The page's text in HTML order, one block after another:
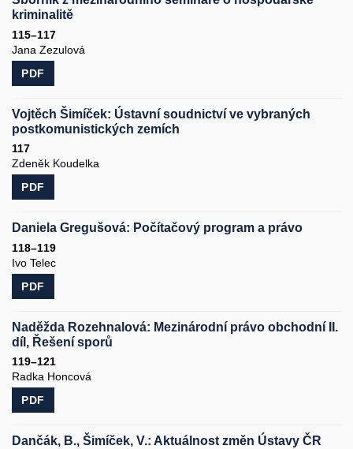
kriminalitě
115–117
Jana Zezulová
PDF
Vojtěch Šimíček: Ústavní soudnictví ve vybraných
postkomunistických zemích
117
Zdeněk Koudelka
PDF
Daniela Gregušová: Počítačový program a právo
118–119
Ivo Telec
PDF
Naděžda Rozehnalová: Mezinárodní právo obchodní II.
díl, Řešení sporů
119–121
Radka Honcová
PDF
Dančák, B., Šimíček, V.: Aktuálnost změn Ústavy ČR